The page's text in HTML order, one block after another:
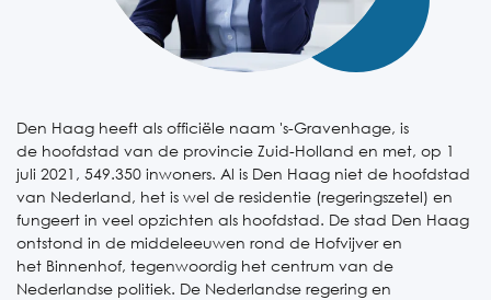
Den Haag heeft als officiële naam 's-Gravenhage, is
de hoofdstad van de provincie Zuid-Holland en met, op 1
juli 2021, 549.350 inwoners. Al is Den Haag niet de hoofdstad
van Nederland, het is wel de residentie (regeringszetel) en
fungeert in veel opzichten als hoofdstad. De stad Den Haag
ontstond in de middeleeuwen rond de Hofvijver en
het Binnenhof, tegenwoordig het centrum van de
Nederlandse politiek. De Nederlandse regering en